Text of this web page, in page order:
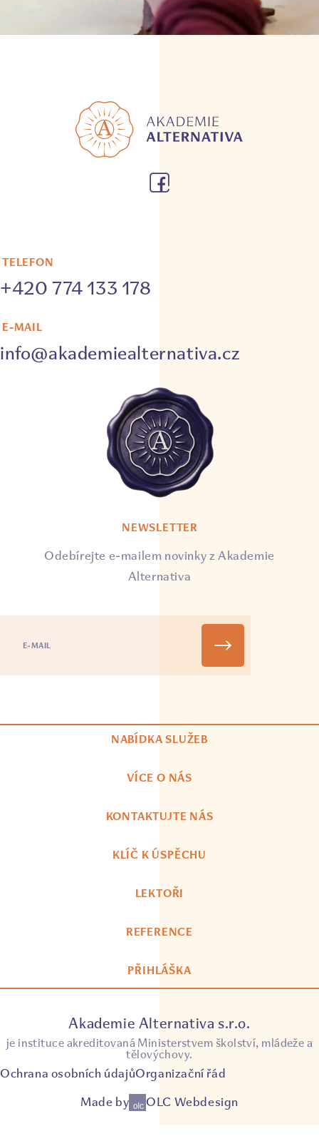
TELEFON
+420 774 133 178
E-MAIL
info@akademiealternativa.cz
NEWSLETTER
Odebírejte e-mailem novinky z Akademie
Alternativa
NABÍDKA SLUŽEB
VÍCE O NÁS
KONTAKTUJTE NÁS
KLÍČ K ÚSPĚCHU
LEKTOŘI
REFERENCE
PŘIHLÁŠKA
Akademie Alternativa s.r.o.
je instituce akreditovaná Ministerstvem školství, mládeže a
tělovýchovy.
Ochrana osobních údajůOrganizační řád
Made by
OLC Webdesign